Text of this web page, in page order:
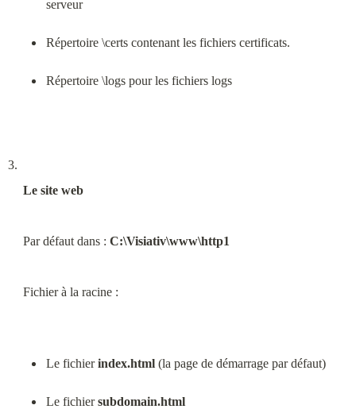
serveur
Répertoire \certs contenant les fichiers certificats.
Répertoire \logs pour les fichiers logs
Le site web
Par défaut dans : C:\Visiativ\www\http1
Fichier à la racine :
Le fichier index.html (la page de démarrage par défaut)
Le fichier subdomain.html